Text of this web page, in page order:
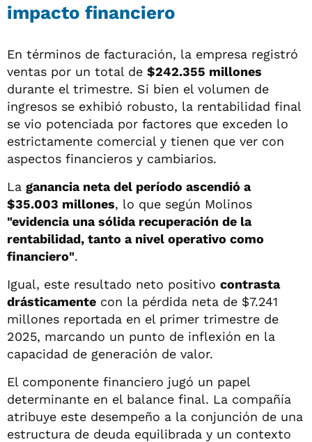
impacto financiero
En términos de facturación, la empresa registró
ventas por un total de $242.355 millones
durante el trimestre. Si bien el volumen de
ingresos se exhibió robusto, la rentabilidad final
se vio potenciada por factores que exceden lo
estrictamente comercial y tienen que ver con
aspectos financieros y cambiarios.
La ganancia neta del período ascendió a
$35.003 millones, lo que según Molinos
"evidencia una sólida recuperación de la
rentabilidad, tanto a nivel operativo como
financiero".
Igual, este resultado neto positivo contrasta
drásticamente con la pérdida neta de $7.241
millones reportada en el primer trimestre de
2025, marcando un punto de inflexión en la
capacidad de generación de valor.
El componente financiero jugó un papel
determinante en el balance final. La compañía
atribuye este desempeño a la conjunción de una
estructura de deuda equilibrada y un contexto